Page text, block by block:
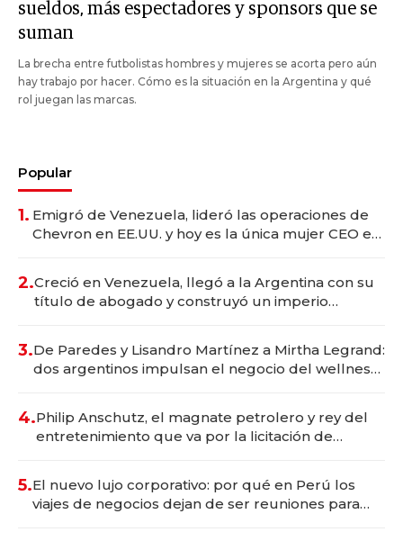
sueldos, más espectadores y sponsors que se
suman
La brecha entre futbolistas hombres y mujeres se acorta pero aún
hay trabajo por hacer. Cómo es la situación en la Argentina y qué
rol juegan las marcas.
Popular
1. Emigró de Venezuela, lideró las operaciones de
Chevron en EE.UU. y hoy es la única mujer CEO en
2.Creció en Venezuela, llegó a la Argentina con su
título de abogado y construyó un imperio
3.De Paredes y Lisandro Martínez a Mirtha Legrand:
dos argentinos impulsan el negocio del wellness
4.Philip Anschutz, el magnate petrolero y rey del
entretenimiento que va por la licitación de
5.El nuevo lujo corporativo: por qué en Perú los
viajes de negocios dejan de ser reuniones para